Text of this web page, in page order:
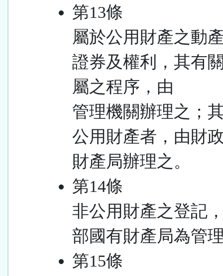
第13條
屬於公用財產之動
證券及權利，其有
屬之程序，由
管理機關辦理之；
公用財產者，由財
財產局辦理之。
第14條
非公用財產之登記
部國有財產局為管
第15條